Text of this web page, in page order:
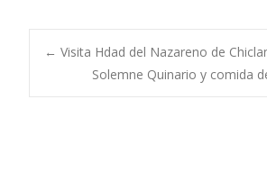
e
b
itt
er
p
y
Li
m
p
ar
Post
← Visita Hdad del Nazareno de
Solemne Quinario y comida